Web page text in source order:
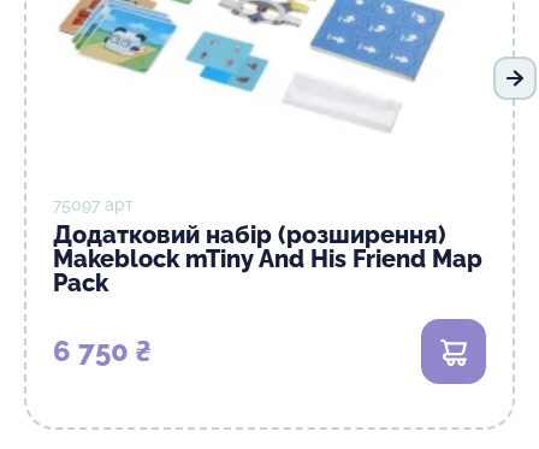
75097 арт
Додатковий набір (розширення)
Makeblock mTiny And His Friend Map
Pack
6 750 ₴ В кошик